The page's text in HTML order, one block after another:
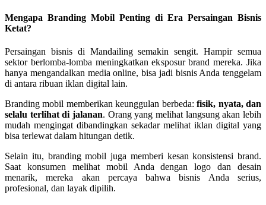
Mengapa Branding Mobil Penting di Era Persaingan Bisnis
Ketat?
Persaingan bisnis di Mandailing semakin sengit. Hampir semua
sektor berlomba-lomba meningkatkan eksposur brand mereka. Jika
hanya mengandalkan media online, bisa jadi bisnis Anda tenggelam
di antara ribuan iklan digital lain.
Branding mobil memberikan keunggulan berbeda:fisik, nyata, dan
selalu terlihat di jalanan. Orang yang melihat langsung akan lebih
mudah mengingat dibandingkan sekadar melihat iklan digital yang
bisa terlewat dalam hitungan detik.
Selain itu, branding mobil juga memberi kesan konsistensi brand.
Saat konsumen melihat mobil Anda dengan logo dan desain
menarik, mereka akan percaya bahwa bisnis Anda serius,
profesional, dan layak dipilih.